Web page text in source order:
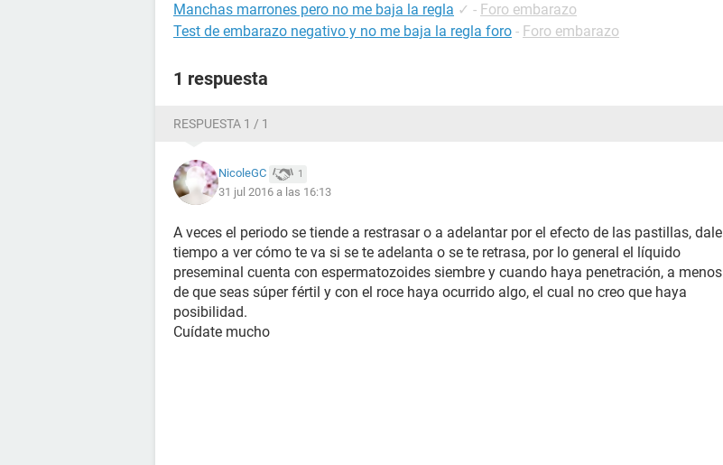
Manchas marrones pero no me baja la regla ✓ - Foro embarazo
Test de embarazo negativo y no me baja la regla foro - Foro embarazo
1 respuesta
RESPUESTA 1 / 1
NicoleGC 1
31 jul 2016 a las 16:13
A veces el periodo se tiende a restrasar o a adelantar por el efecto de las pastillas, dale
tiempo a ver cómo te va si se te adelanta o se te retrasa, por lo general el líquido
preseminal cuenta con espermatozoides siembre y cuando haya penetración, a menos
de que seas súper fértil y con el roce haya ocurrido algo, el cual no creo que haya
posibilidad.
Cuídate mucho